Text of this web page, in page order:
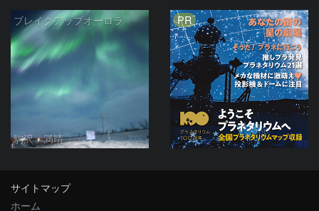
ブレイクアップオーロラ
駒沢 満晴
PR
サイトマップ
ホーム